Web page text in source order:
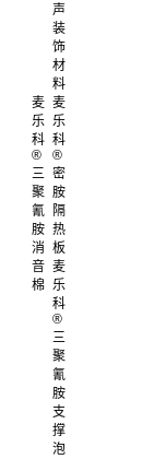
声
装
饰
材
料
麦
乐
科
®
三
聚
氰
胺
消
音
棉
麦
乐
科
®
密
胺
隔
热
板
麦
乐
科
®
三
聚
氰
胺
支
撑
泡